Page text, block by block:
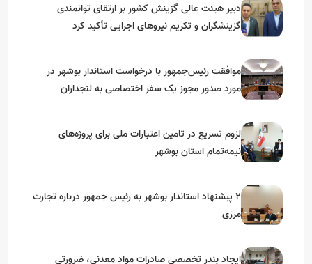
دبیر هیئت عالی گزینش کشور بر ارتقای توانمندی
گزینشگران و تکریم نیروهای اجرایی تأکید کرد
موافقت رئیس‌جمهور با درخواست استاندار بوشهر در
مورد صدور مجوز یک سفر اختصاصی به لنجداران
لزوم تسریع در تامین اعتبارات ملی برای پروژه‌های
نیمه‌تمام استان بوشهر
۲ پیشنهاد استاندار بوشهر به رئیس جمهور درباره تجارت
مرزی
ایجاد بندر تخصصی صادرات مواد معدنی، ضرورتی